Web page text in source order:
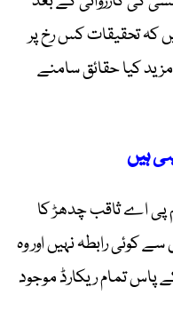
کہ تحقیقات کس رخ پر
کیا حقائق سامنے
ہیں
پی اے ثاقب چدھڑ کا
کوئی رابطہ نہیں اور وہ
پاس تمام ریکارڈ موجود